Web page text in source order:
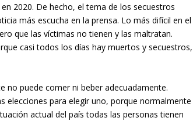
2020. De hecho, el tema de los secuestros
más escucha en la prensa. Lo más difícil en el
que las víctimas no tienen y las maltratan.
casi todos los días hay muertos y secuestros,
no puede comer ni beber adecuadamente.
elecciones para elegir uno, porque normalmente
actual del país todas las personas tienen